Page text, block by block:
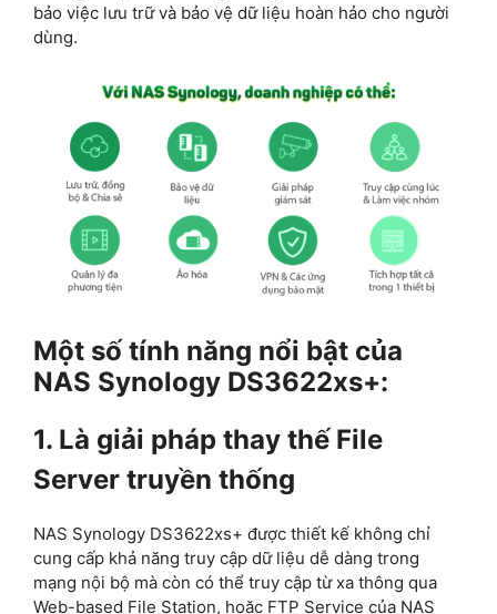
bảo việc lưu trữ và bảo vệ dữ liệu hoàn hảo cho người
dùng.
Một số tính năng nổi bật của
NAS Synology DS3622xs+:
1. Là giải pháp thay thế File
Server truyền thống
NAS Synology DS3622xs+ được thiết kế không chỉ
cung cấp khả năng truy cập dữ liệu dễ dàng trong
mạng nội bộ mà còn có thể truy cập từ xa thông qua
Web-based File Station, hoặc FTP Service của NAS